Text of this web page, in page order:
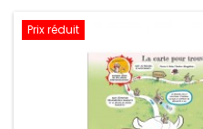
Prix réduit